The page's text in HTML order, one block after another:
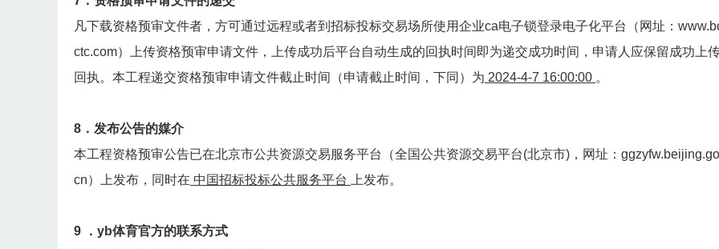
凡下载资格预审文件者，方可通过远程或者到招标投标交易场所使用企业ca电子锁登录电子化平台（网址：
ctc.com）上传资格预审申请文件，上传成功后平台自动生成的回执时间即为递交成功时间，申请人应保留成功上
回执。本工程递交资格预审申请文件截止时间（申请截止时间，下同）为 2024-4-7 16:00:00 。
8．发布公告的媒介
本工程资格预审公告已在北京市公共资源交易服务平台（全国公共资源交易平台(北京市)，网址：
cn）上发布，同时在 中国招标投标公共服务平台 上发布。
9 ．yb体育官方的联系方式